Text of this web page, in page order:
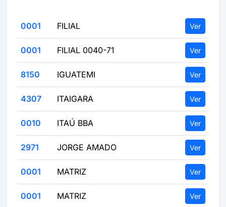
0001 FILIAL Ver
0001 FILIAL 0040-71 Ver
8150 IGUATEMI Ver
4307 ITAIGARA Ver
0010 ITAÚ BBA Ver
2971 JORGE AMADO Ver
0001 MATRIZ Ver
0001 MATRIZ Ver